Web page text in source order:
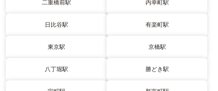
二重橋前駅 内幸町駅
日比谷駅 有楽町駅
東京駅 京橋駅
八丁堀駅 勝どき駅